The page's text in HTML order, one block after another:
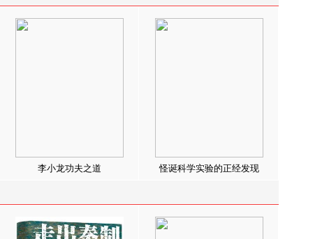
李小龙功夫之道 怪诞科学实验的正经发现